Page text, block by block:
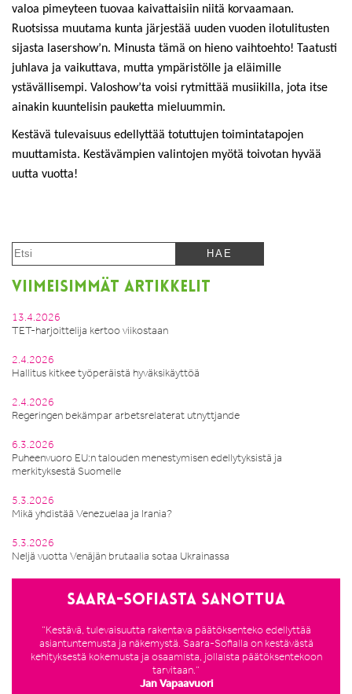
valoa pimeyteen tuovaa kaivattaisiin niitä korvaamaan.
Ruotsissa muutama kunta järjestää uuden vuoden ilotulitusten
sijasta lasershow’n. Minusta tämä on hieno vaihtoehto! Taatusti
juhlava ja vaikuttava, mutta ympäristölle ja eläimille
ystävällisempi. Valoshow’ta voisi rytmittää musiikilla, jota itse
ainakin kuuntelisin pauketta mieluummin.
Kestävä tulevaisuus edellyttää totuttujen toimintatapojen
muuttamista. Kestävämpien valintojen myötä toivotan hyvää
uutta vuotta!
VIIMEISIMMÄT ARTIKKELIT
13.4.2026
TET-harjoittelija kertoo viikostaan
2.4.2026
Hallitus kitkee työperäistä hyväksikäyttöä
2.4.2026
Regeringen bekämpar arbetsrelaterat utnyttjande
6.3.2026
Puheenvuoro EU:n talouden menestymisen edellytyksistä ja
merkityksestä Suomelle
5.3.2026
Mikä yhdistää Venezuelaa ja Irania?
5.3.2026
Neljä vuotta Venäjän brutaalia sotaa Ukrainassa
Saara-Sofiasta sanottua
”Kestävä, tulevaisuutta rakentava päätöksenteko edellyttää
asiantuntemusta ja näkemystä. Saara-Sofialla on kestävästä
kehityksestä kokemusta ja osaamista, jollaista päätöksentekoon
tarvitaan.”
Jan Vapaavuori